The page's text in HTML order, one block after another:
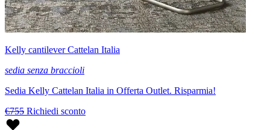
Kelly cantilever Cattelan Italia
sedia senza braccioli
Sedia Kelly Cattelan Italia in Offerta Outlet. Risparmia!
€755 Richiedi sconto